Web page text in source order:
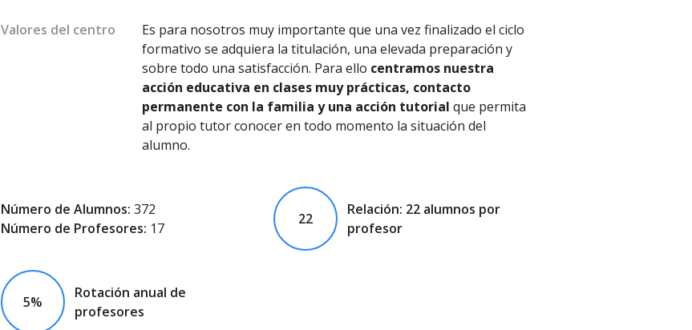
Valores del centro
Es para nosotros muy importante que una vez finalizado el ciclo
formativo se adquiera la titulación, una elevada preparación y
sobre todo una satisfacción. Para ello centramos nuestra
acción educativa en clases muy prácticas, contacto
permanente con la familia y una acción tutorial que permita
al propio tutor conocer en todo momento la situación del
alumno.
Número de Alumnos: 372
Número de Profesores: 17
22
Relación: 22 alumnos por
profesor
5%
Rotación anual de
profesores